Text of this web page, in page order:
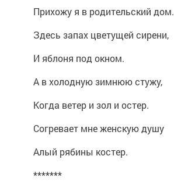
Прихожу я в родительский дом.
Здесь запах цветущей сирени,
И яблоня под окном.
А в холодную зимнюю стужу,
Когда ветер и зол и остер.
Согревает мне женскую душу
Алый рябины костер.
*******